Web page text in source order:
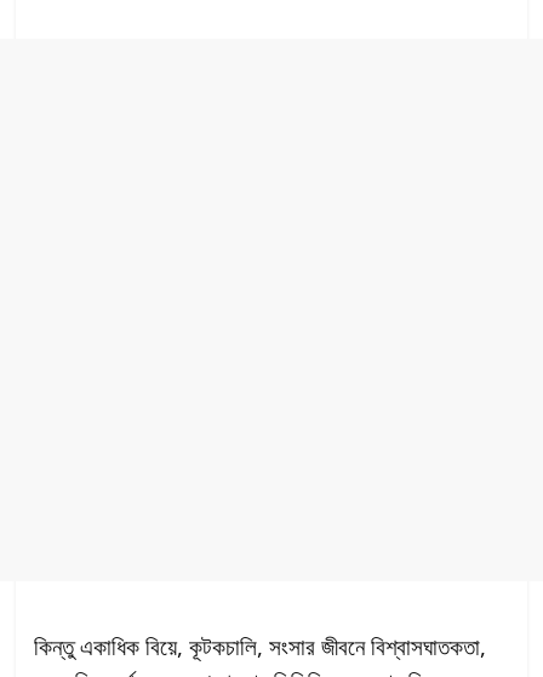
কিন্তু একাধিক বিয়ে, কূটকচালি, সংসার জীবনে বিশ্বাসঘাতকতা,